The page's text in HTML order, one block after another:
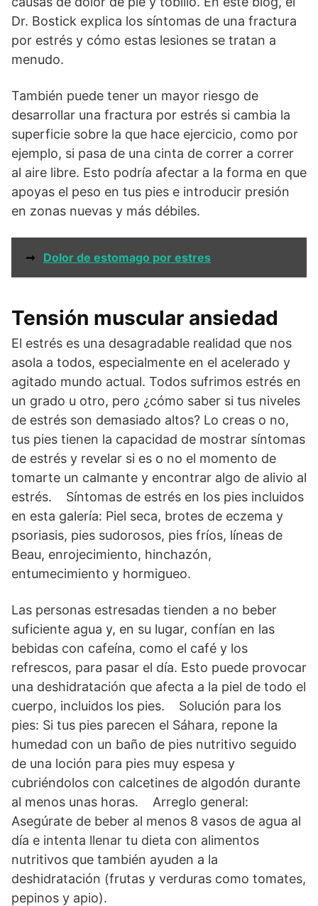
Dr. Bostick explica los síntomas de una fractura
por estrés y cómo estas lesiones se tratan a
menudo.
También puede tener un mayor riesgo de
desarrollar una fractura por estrés si cambia la
superficie sobre la que hace ejercicio, como por
ejemplo, si pasa de una cinta de correr a correr
al aire libre. Esto podría afectar a la forma en que
apoyas el peso en tus pies e introducir presión
en zonas nuevas y más débiles.
➞ Dolor de estomago por estres
Tensión muscular ansiedad
El estrés es una desagradable realidad que nos
asola a todos, especialmente en el acelerado y
agitado mundo actual. Todos sufrimos estrés en
un grado u otro, pero ¿cómo saber si tus niveles
de estrés son demasiado altos? Lo creas o no,
tus pies tienen la capacidad de mostrar síntomas
de estrés y revelar si es o no el momento de
tomarte un calmante y encontrar algo de alivio al
estrés. Síntomas de estrés en los pies incluidos
en esta galería: Piel seca, brotes de eczema y
psoriasis, pies sudorosos, pies fríos, líneas de
Beau, enrojecimiento, hinchazón,
entumecimiento y hormigueo.
Las personas estresadas tienden a no beber
suficiente agua y, en su lugar, confían en las
bebidas con cafeína, como el café y los
refrescos, para pasar el día. Esto puede provocar
una deshidratación que afecta a la piel de todo el
cuerpo, incluidos los pies. Solución para los
pies: Si tus pies parecen el Sáhara, repone la
humedad con un baño de pies nutritivo seguido
de una loción para pies muy espesa y
cubriéndolos con calcetines de algodón durante
al menos unas horas. Arreglo general:
Asegúrate de beber al menos 8 vasos de agua al
día e intenta llenar tu dieta con alimentos
nutritivos que también ayuden a la
deshidratación (frutas y verduras como tomates,
pepinos y apio).